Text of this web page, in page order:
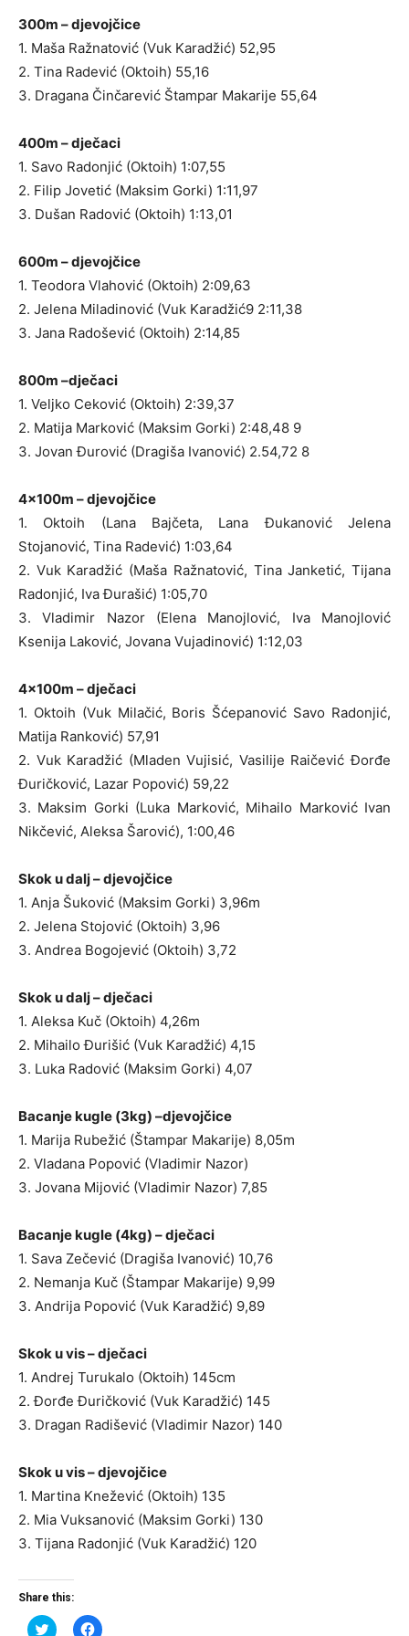
300m – djevojčice
1. Maša Ražnatović (Vuk Karadžić) 52,95
2. Tina Radević (Oktoih) 55,16
3. Dragana Činčarević Štampar Makarije 55,64
400m – dječaci
1. Savo Radonjić (Oktoih) 1:07,55
2. Filip Jovetić (Maksim Gorki) 1:11,97
3. Dušan Radović (Oktoih) 1:13,01
600m – djevojčice
1. Teodora Vlahović (Oktoih) 2:09,63
2. Jelena Miladinović (Vuk Karadžić9 2:11,38
3. Jana Radošević (Oktoih) 2:14,85
800m –dječaci
1. Veljko Ceković (Oktoih) 2:39,37
2. Matija Marković (Maksim Gorki) 2:48,48 9
3. Jovan Đurović (Dragiša Ivanović) 2.54,72 8
4x100m – djevojčice
1. Oktoih (Lana Bajčeta, Lana Đukanović Jelena
Stojanović, Tina Radević) 1:03,64
2. Vuk Karadžić (Maša Ražnatović, Tina Janketić, Tijana
Radonjić, Iva Đurašić) 1:05,70
3. Vladimir Nazor (Elena Manojlović, Iva Manojlović
Ksenija Laković, Jovana Vujadinović) 1:12,03
4x100m – dječaci
1. Oktoih (Vuk Milačić, Boris Šćepanović Savo Radonjić,
Matija Ranković) 57,91
2. Vuk Karadžić (Mladen Vujisić, Vasilije Raičević Đorđe
Đuričković, Lazar Popović) 59,22
3. Maksim Gorki (Luka Marković, Mihailo Marković Ivan
Nikčević, Aleksa Šarović), 1:00,46
Skok u dalj – djevojčice
1. Anja Šuković (Maksim Gorki) 3,96m
2. Jelena Stojović (Oktoih) 3,96
3. Andrea Bogojević (Oktoih) 3,72
Skok u dalj – dječaci
1. Aleksa Kuč (Oktoih) 4,26m
2. Mihailo Đurišić (Vuk Karadžić) 4,15
3. Luka Radović (Maksim Gorki) 4,07
Bacanje kugle (3kg) –djevojčice
1. Marija Rubežić (Štampar Makarije) 8,05m
2. Vladana Popović (Vladimir Nazor)
3. Jovana Mijović (Vladimir Nazor) 7,85
Bacanje kugle (4kg) – dječaci
1. Sava Zečević (Dragiša Ivanović) 10,76
2. Nemanja Kuč (Štampar Makarije) 9,99
3. Andrija Popović (Vuk Karadžić) 9,89
Skok u vis – dječaci
1. Andrej Turukalo (Oktoih) 145cm
2. Đorđe Đuričković (Vuk Karadžić) 145
3. Dragan Radišević (Vladimir Nazor) 140
Skok u vis – djevojčice
1. Martina Knežević (Oktoih) 135
2. Mia Vuksanović (Maksim Gorki) 130
3. Tijana Radonjić (Vuk Karadžić) 120
Share this:
Click Click